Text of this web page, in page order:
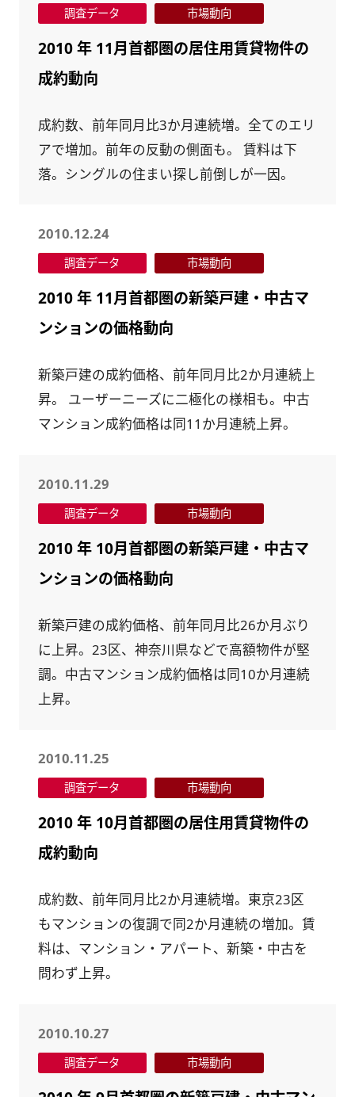
調査データ 市場動向
2010 年 11月首都圏の居住用賃貸物件の
成約動向
成約数、前年同月比3か月連続増。全てのエリ
アで増加。前年の反動の側面も。 賃料は下
落。シングルの住まい探し前倒しが一因。
2010.12.24
調査データ 市場動向
2010 年 11月首都圏の新築戸建・中古マ
ンションの価格動向
新築戸建の成約価格、前年同月比2か月連続上
昇。 ユーザーニーズに二極化の様相も。中古
マンション成約価格は同11か月連続上昇。
2010.11.29
調査データ 市場動向
2010 年 10月首都圏の新築戸建・中古マ
ンションの価格動向
新築戸建の成約価格、前年同月比26か月ぶり
に上昇。23区、神奈川県などで高額物件が堅
調。中古マンション成約価格は同10か月連続
上昇。
2010.11.25
調査データ 市場動向
2010 年 10月首都圏の居住用賃貸物件の
成約動向
成約数、前年同月比2か月連続増。東京23区
もマンションの復調で同2か月連続の増加。賃
料は、マンション・アパート、新築・中古を
問わず上昇。
2010.10.27
調査データ 市場動向